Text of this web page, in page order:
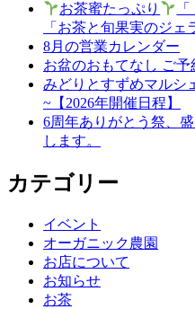
お茶蜜たっぷり
「お茶と旬果実のジェ
8月の営業カレンダー
お盆のおもてなし ご予
みどりとすずめマルシ
~【2026年開催日程】
6周年ありがとう祭、
します。
カテゴリー
イベント
オーガニック農園
お店について
お知らせ
お茶